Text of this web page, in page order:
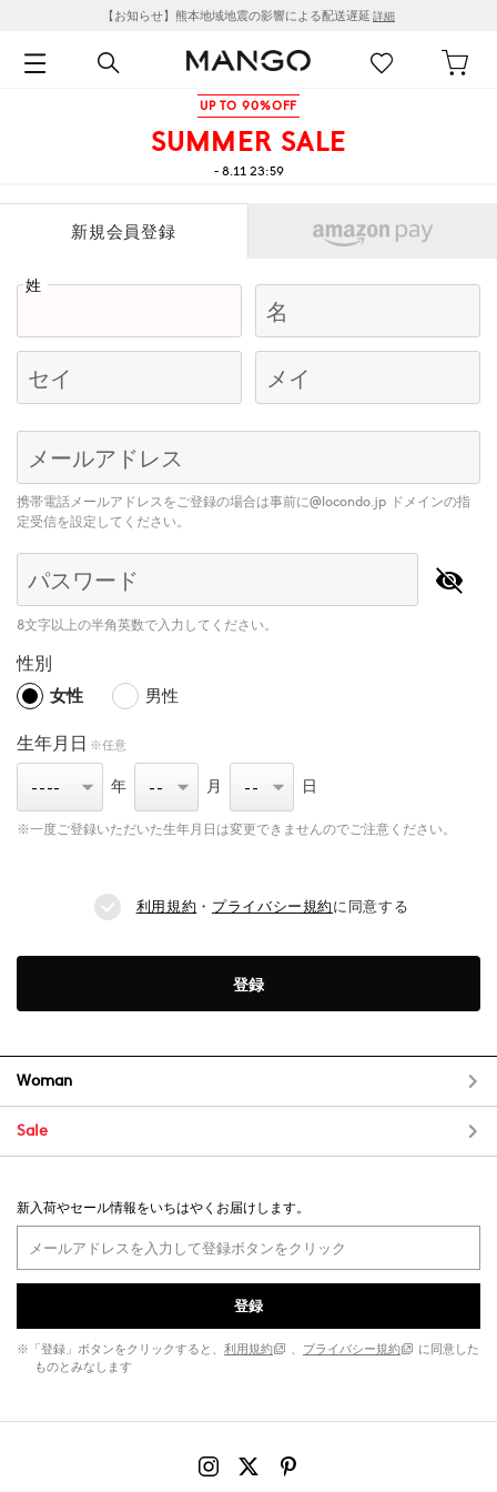
【お知らせ】熊本地域地震の影響による配送遅延 詳細
UP TO 90%OFF
SUMMER SALE
- 8.11 23:59
新規会員登録
姓
名
セイ メイ
Begin typing for results.
メールアドレス
携帯電話メールアドレスをご登録の場合は事前に@locondo.jp ドメインの指
定受信を設定してください。
パスワード
8文字以上の半角英数で入力してください。
性別
女性 男性
生年月日 ※任意
年 月 日
※一度ご登録いただいた生年月日は変更できませんのでご注意ください。
利用規約 ・ プライバシー規約に同意する
登録
Woman
Sale
新入荷やセール情報をいちはやくお届けします。
登録
※「登録」ボタンをクリックすると、 利用規約 、 プライバシー規約
に同意した
ものとみなします